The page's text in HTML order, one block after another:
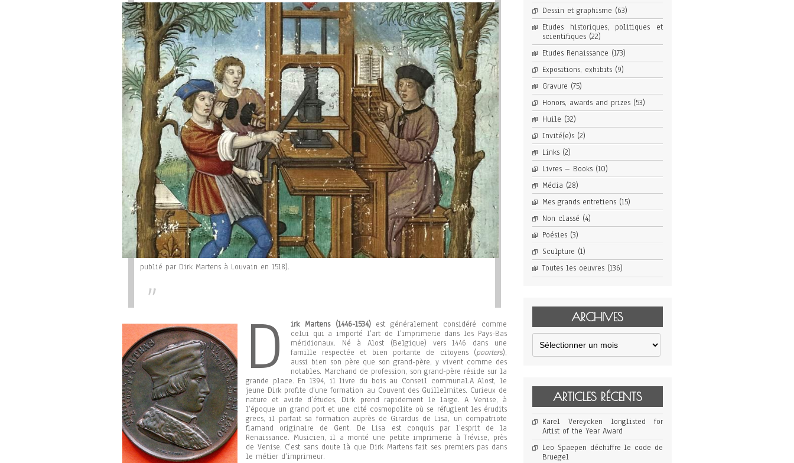
publié par Dirk Martens à Louvain en 1518).
D irk Martens (1446-1534)est généralement considéré comme
celui qui a importé l’art de l’imprimerie dans les Pays-Bas
méridionaux. Né à Alost (Belgique) vers 1446 dans une
famille respectée et bien portante de citoyens (poorters),
aussi bien son père que son grand-père, y vivent comme des
notables. Marchand de profession, son grand-père réside sur la
grande place. En 1394, il livre du bois au Conseil communal.A Alost, le
jeune Dirk profite d’une formation au Couvent des Guillelmites. Curieux de
nature et avide d’études, Dirk prend rapidement le large. A Venise, à
l’époque un grand port et une cité cosmopolite où se réfugient les érudits
grecs, il parfait sa formation auprès de Girardus de Lisa, un compatriote
flamand originaire de Gent. De Lisa est conquis par l’esprit de la
Renaissance. Musicien, il a monté une petite imprimerie à Trévise, près
de Venise. C’est sans doute là que Dirk Martens fait ses premiers pas dans
le métier d’imprimeur.
Dessin et graphisme (63)
Etudes historiques, politiques et
scientifiques(22)
Etudes Renaissance (173)
Expositions, exhibits(9)
Gravure (75)
Honors, awards and prizes(53)
Huile (32)
Invité(e)s(2)
Links(2)
Livres – Books(10)
Média (28)
Mes grands entretiens(15)
Non classé (4)
Poésies(3)
Sculpture (1)
Toutes les oeuvres(136)
ARCHIVES
Archives
ARTICLES RÉCENTS
Karel Vereycken longlisted for
Artist of the Year Award
Leo Spaepen déchiffre le code de
Bruegel